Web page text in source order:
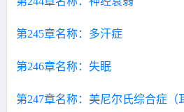
第245章名称：多汗症
第246章名称：失眠
第247章名称：美尼尔氏综合症（